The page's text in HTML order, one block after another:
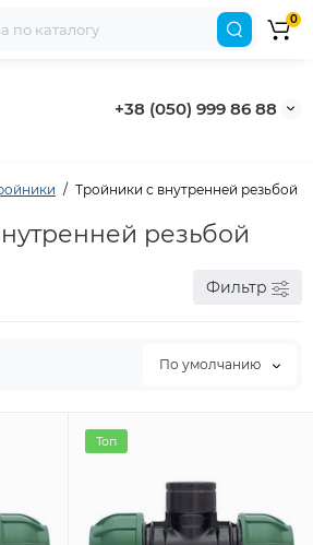
+38 (050) 999 86 88
0
Тройники с внутренней резьбой
резьбой
Фильтр
По умолчанию
Топ